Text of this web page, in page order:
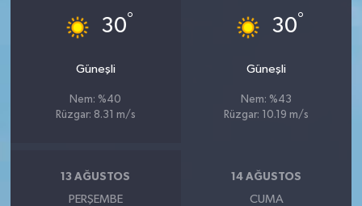
30°
Güneşli
Nem: %40
Rüzgar: 8.31 m/s
30°
Güneşli
Nem: %43
Rüzgar: 10.19 m/s
13 AĞUSTOS
PERŞEMBE
14 AĞUSTOS
CUMA